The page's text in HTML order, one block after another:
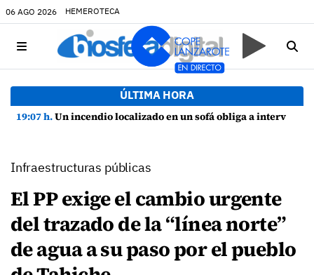
06 AGO 2026 HEMEROTECA
ÚLTIMA HORA
19:07 h.Un incendio localizado en un sofá obliga a intervenir en una vivienda de Playa Honda
Infraestructuras públicas
El PP exige el cambio urgente
del trazado de la “línea norte”
de agua a su paso por el pueblo